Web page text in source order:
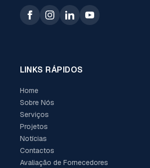
LINKS RÁPIDOS
Home
Sobre Nós
Serviços
Projetos
Notícias
Contactos
Avaliação de Fornecedores